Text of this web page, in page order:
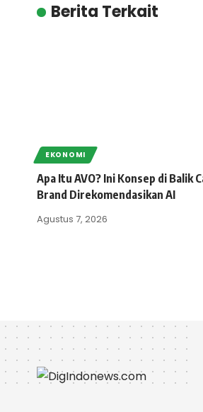
Berita Terkait
EKONOMI
Apa Itu AVO? Ini Konsep di Balik
Brand Direkomendasikan AI
Agustus 7, 2026